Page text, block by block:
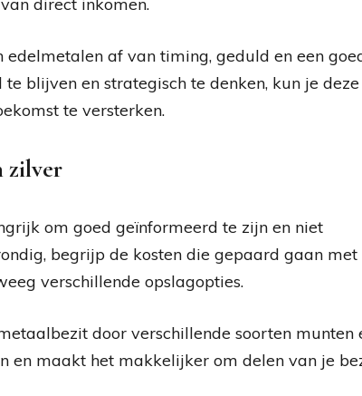
af van timing, geduld en een
blijven en strategisch te denken, kun je deze
te versterken.
zilver
om goed geïnformeerd te zijn en niet
begrijp de kosten die gepaard gaan met
verschillende opslagopties.
door verschillende soorten munten
en maakt het makkelijker om delen van je